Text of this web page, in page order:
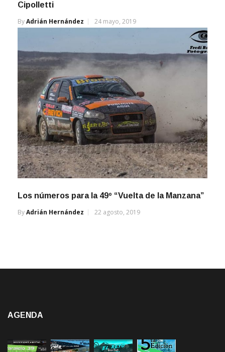
Cipolletti
ByAdrián Hernández 24 mayo, 2019
Los números para la 49º “Vuelta de la Manzana”
ByAdrián Hernández 22 agosto, 2019
AGENDA